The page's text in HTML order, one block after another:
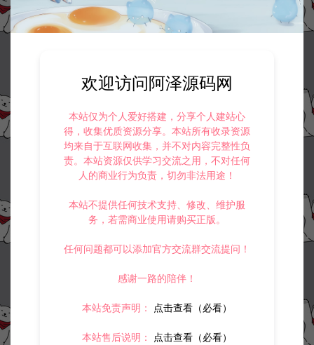
欢迎访问阿泽源码网
本站仅为个人爱好搭建，分享个人建站心
得，收集优质资源分享。本站所有收录资源
均来自于互联网收集，并不对内容完整性负
责。本站资源仅供学习交流之用，不对任何
人的商业行为负责，切勿非法用途！
本站不提供任何技术支持、修改、维护服
务，若需商业使用请购买正版。
任何问题都可以添加官方交流群交流提问！
感谢一路的陪伴！
本站免责声明： 点击查看（必看）
本站售后说明： 点击查看（必看）